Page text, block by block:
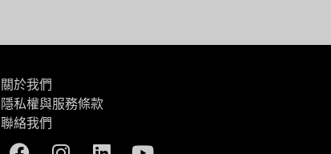
關於我們
隱私權與服務條款
聯絡我們
Facebook
Instagram
LinkedinYoutube